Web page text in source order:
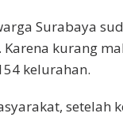
Surabaya
kurang
kelurahan.
setelah